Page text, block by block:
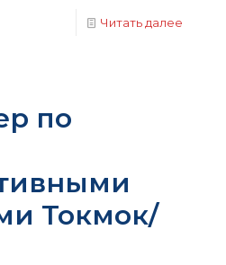
Читать далее
по
Токмок/